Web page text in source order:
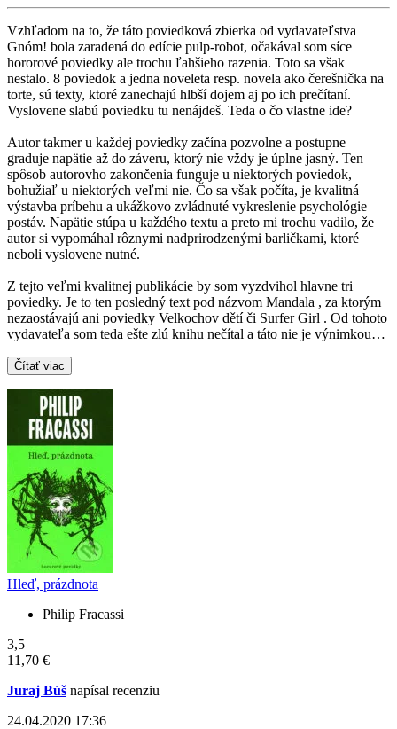
Vzhľadom na to, že táto poviedková zbierka od vydavateľstva
Gnóm! bola zaradená do edície pulp-robot, očakával som síce
hororové poviedky ale trochu ľahšieho razenia. Toto sa však
nestalo. 8 poviedok a jedna noveleta resp. novela ako čerešnička na
torte, sú texty, ktoré zanechajú hlbší dojem aj po ich prečítaní.
Vyslovene slabú poviedku tu nenájdeš. Teda o čo vlastne ide?
Autor takmer u každej poviedky začína pozvolne a postupne
graduje napätie až do záveru, ktorý nie vždy je úplne jasný. Ten
spôsob autorovho zakončenia funguje u niektorých poviedok,
bohužiaľ u niektorých veľmi nie. Čo sa však počíta, je kvalitná
výstavba príbehu a ukážkovo zvládnuté vykreslenie psychológie
postáv. Napätie stúpa u každého textu a preto mi trochu vadilo, že
autor si vypomáhal rôznymi nadprirodzenými barličkami, ktoré
neboli vyslovene nutné.
Z tejto veľmi kvalitnej publikácie by som vyzdvihol hlavne tri
poviedky. Je to ten posledný text pod názvom Mandala , za ktorým
nezaostávajú ani poviedky Velkochov dětí či Surfer Girl . Od tohoto
vydavateľa som teda ešte zlú knihu nečítal a táto nie je výnimkou…
Čítať viac
Hleď, prázdnota
Philip Fracassi
3,5
11,70 €
Juraj Búš napísal recenziu
24.04.2020 17:36